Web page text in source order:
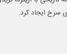
سرخ ایجاد کرد.